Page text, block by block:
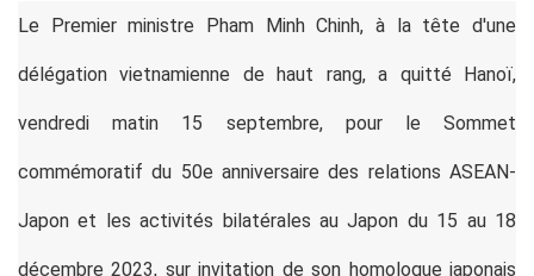
Le Premier ministre Pham Minh Chinh, à la tête d'une
délégation vietnamienne de haut rang, a quitté Hanoï,
vendredi matin 15 septembre, pour le Sommet
commémoratif du 50e anniversaire des relations ASEAN-
Japon et les activités bilatérales au Japon du 15 au 18
décembre 2023, sur invitation de son homologue japonais